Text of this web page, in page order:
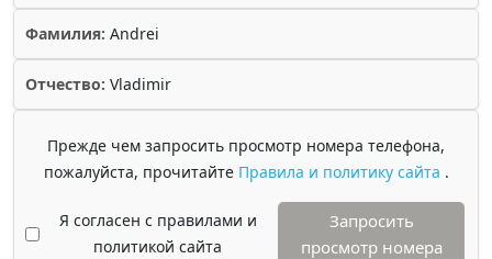
Фамилия: Andrei
Отчество: Vladimir
Прежде чем запросить просмотр номера телефона,
пожалуйста, прочитайте Правила и политику сайта .
Я согласен с правилами и
политикой сайта
Запросить
просмотр номера